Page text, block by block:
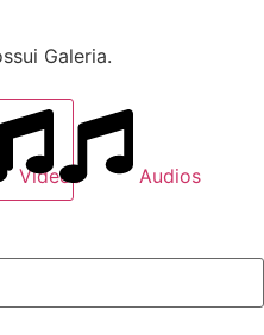
Galeria.
Videos Audios